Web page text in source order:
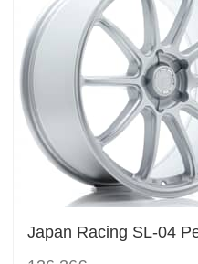
Japan Racing SL-04